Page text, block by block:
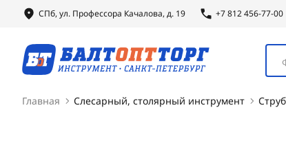
СПб, ул. Профессора Качалова, д. 19 +7 812 456-77-00
Главная Слесарный, столярный инструмент